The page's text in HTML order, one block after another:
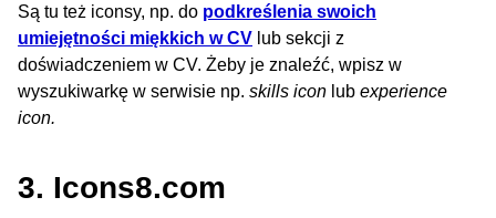
Są tu też iconsy, np. do podkreślenia swoich
umiejętności miękkich w CV lub sekcji z
doświadczeniem w CV. Żeby je znaleźć, wpisz w
wyszukiwarkę w serwisie np. skills icon lub experience
icon.
3. Icons8.com